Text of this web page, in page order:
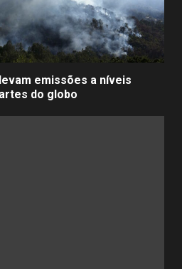
emissões a níveis
do globo